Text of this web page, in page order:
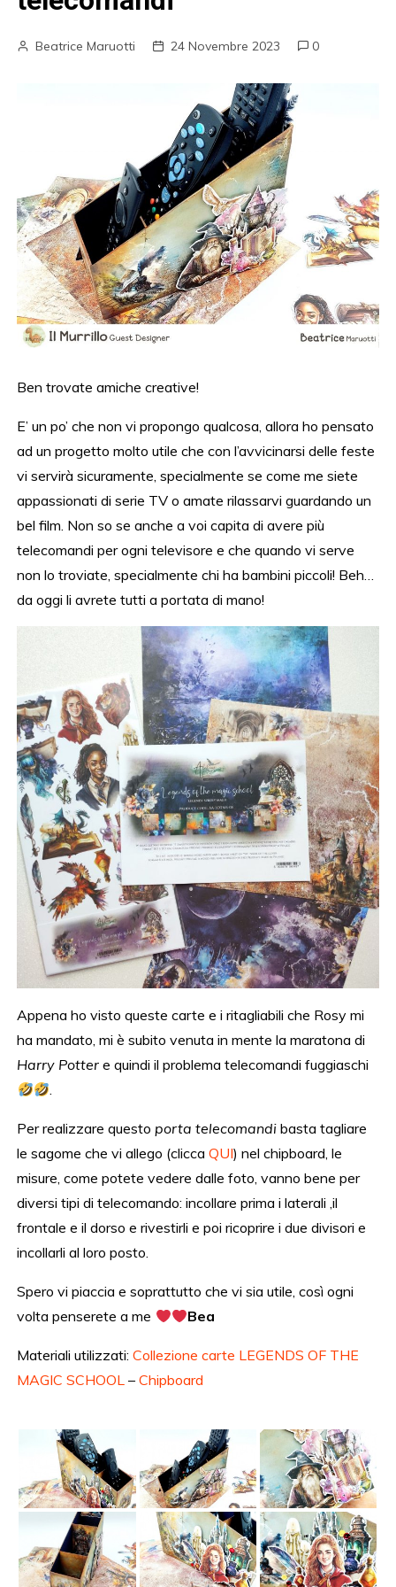
Beatrice Maruotti 24 Novembre 2023 0
Ben trovate amiche creative!
E’ un po’ che non vi propongo qualcosa, allora ho pensato
ad un progetto molto utile che con l’avvicinarsi delle feste
vi servirà sicuramente, specialmente se come me siete
appassionati di serie TV o amate rilassarvi guardando un
bel film. Non so se anche a voi capita di avere più
telecomandi per ogni televisore e che quando vi serve
non lo troviate, specialmente chi ha bambini piccoli! Beh…
da oggi li avrete tutti a portata di mano!
Appena ho visto queste carte e i ritagliabili che Rosy mi
ha mandato, mi è subito venuta in mente la maratona di
Harry Potter e quindi il problema telecomandi fuggiaschi
.
Per realizzare questo porta telecomandi basta tagliare
le sagome che vi allego (cliccaQUI) nel chipboard, le
misure, come potete vedere dalle foto, vanno bene per
diversi tipi di telecomando: incollare prima i laterali ,il
frontale e il dorso e rivestirli e poi ricoprire i due divisori e
incollarli al loro posto.
Spero vi piaccia e soprattutto che vi sia utile, così ogni
volta penserete a me
Bea
Materiali utilizzati:Collezione carte LEGENDS OF THE
MAGIC SCHOOL –Chipboard